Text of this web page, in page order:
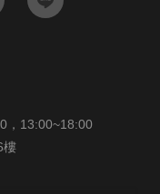
，13:00~18:00
樓